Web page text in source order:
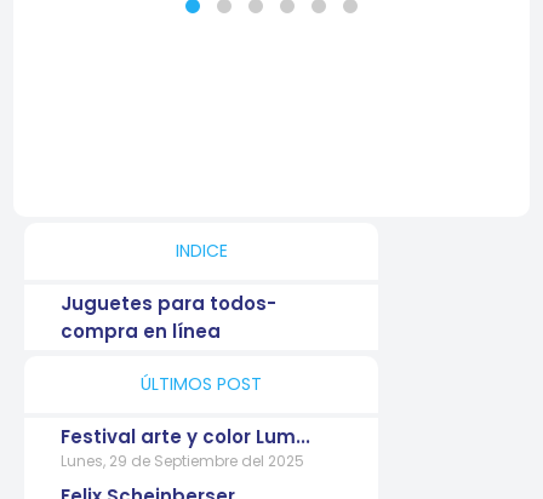
INDICE
Juguetes para todos-
compra en línea
ÚLTIMOS POST
Festival arte y color Lum...
Lunes, 29 de Septiembre del 2025